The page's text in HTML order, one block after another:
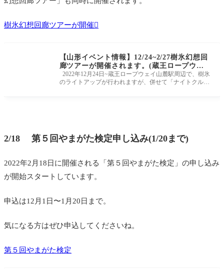
樹氷幻想回廊ツアーが開催
【山形イベント情報】12/24~2/27樹氷幻想回
廊ツアーが開催されます。(蔵王ロープウェ
イ）
2022年12月24日~蔵王ロープウェイ山麓駅周辺で、樹氷
のライトアップが行われますが、併せて「ナイトクルー
2/18 第５回やまがた検定申し込み(1/20まで)
2022年2月18日に開催される「第５回やまがた検定」の申し込み
が開始スタートしています。
申込は12月1日〜1月20日まで。
気になる方はぜひ申込してくださいね。
第５回やまがた検定